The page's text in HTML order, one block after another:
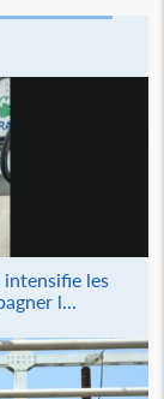
intensifie les
l...